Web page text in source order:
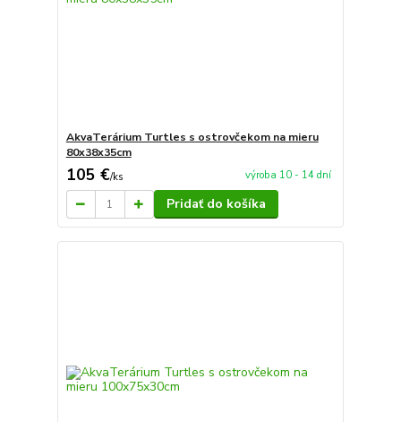
AkvaTerárium Turtles s ostrovčekom na mieru
80x38x35cm
105 €/ks výroba 10 - 14 dní
Pridať do košíka